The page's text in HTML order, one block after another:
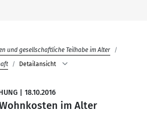
und gesellschaftliche Teilhabe im Alter
Detailansicht
18.10.2016
im Alter